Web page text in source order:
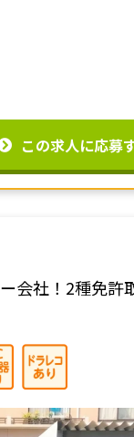
この求人に応募
会社！2種免許